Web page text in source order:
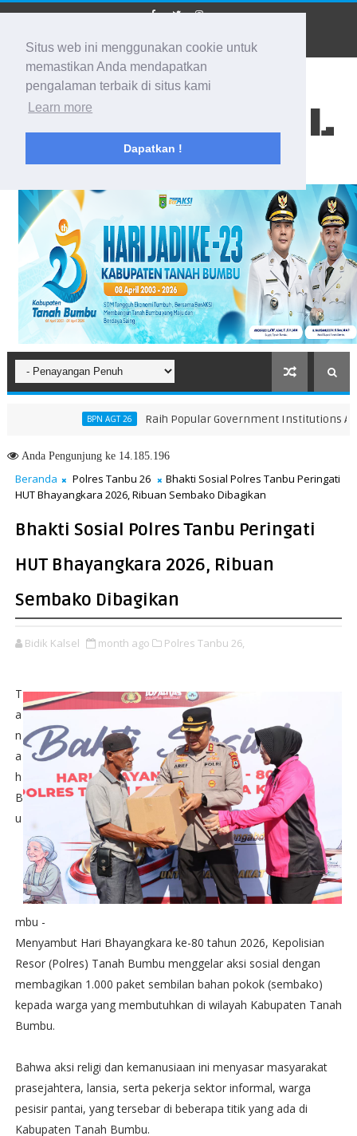
Situs web ini menggunakan cookie untuk
memastikan Anda mendapatkan
pengalaman terbaik di situs kami
Learn more
Dapatkan !
BIDIK KALSEL
Membidik Ke Segala Arah
BPN AGT 26 Raih Popular Government Institutions Award
KUA-PPAS 2026, Perkuat Arah Pembangunan Tanah Bumbu
AndaPengunjung ke 14.185.196
Beranda Polres Tanbu 26
Bhakti Sosial Polres Tanbu Peringati
HUT Bhayangkara 2026, Ribuan Sembako Dibagikan
Bhakti Sosial Polres Tanbu Peringati
HUT Bhayangkara 2026, Ribuan
Sembako Dibagikan
Bidik Kalsel month ago Polres Tanbu 26,
T
a
n
a
h
B
u
mbu -
Menyambut Hari Bhayangkara ke-80 tahun 2026, Kepolisian
Resor (Polres) Tanah Bumbu menggelar aksi sosial dengan
membagikan 1.000 paket sembilan bahan pokok (sembako)
kepada warga yang membutuhkan di wilayah Kabupaten Tanah
Bumbu.
Bahwa aksi religi dan kemanusiaan ini menyasar masyarakat
prasejahtera, lansia, serta pekerja sektor informal, warga
pesisir pantai, yang tersebar di beberapa titik yang ada di
Kabupaten Tanah Bumbu.